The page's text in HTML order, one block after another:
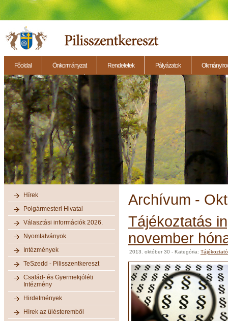
Főoldal Önkormányzat Rendeletek Pályázatok
2014.11.27. - Testületi ülés 2014.12.28. - Testületi ülés 2014.11.13. - Testületi
Hírek
Polgármesteri Hivatal
Választási információk 2026.
Nyomtatványok
Intézmények
TeSzedd - Pilisszentkereszt
Család- és Gyermekjóléti
Intézmény
Hirdetmények
Hírek az ülésteremből
Archívum -
Tájékoztatás
november
2013. október 30 - Kategória: